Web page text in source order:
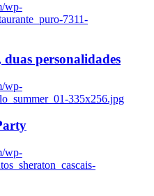
wp-
7311-
personalidades
wp-
335x256.jpg
wp-